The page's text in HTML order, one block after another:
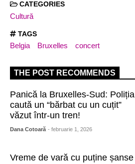
CATEGORIES
Cultură
TAGS
Belgia Bruxelles concert
THE POST RECOMMENDS
Panică la Bruxelles-Sud: Poliția
caută un “bărbat cu un cuțit”
văzut într-un tren!
Dana Cotoară - februarie 1, 2026
Vreme de vară cu puține șanse